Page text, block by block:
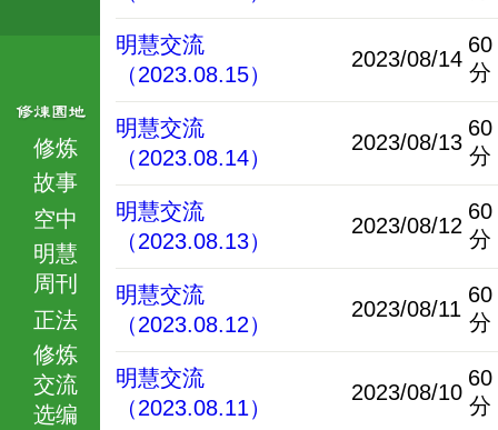
修炼
故事
空中
明慧
周刊
正法
修炼
交流
选编
明慧交流
（2023.08.15）
2023/08/14
60
分
明慧交流
（2023.08.14）
2023/08/13
60
分
明慧交流
（2023.08.13）
2023/08/12
60
分
明慧交流
（2023.08.12）
2023/08/11
60
分
明慧交流
（2023.08.11）
2023/08/10
60
分